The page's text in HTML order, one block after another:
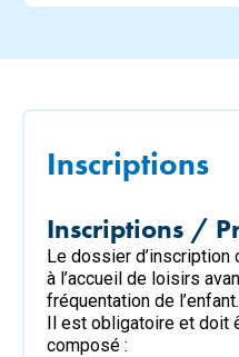
Inscriptions
Inscriptions /
Le dossier
à l’accueil de loisirs
fréquentation de l’enfant.
Il est obligatoire et doit
composé :